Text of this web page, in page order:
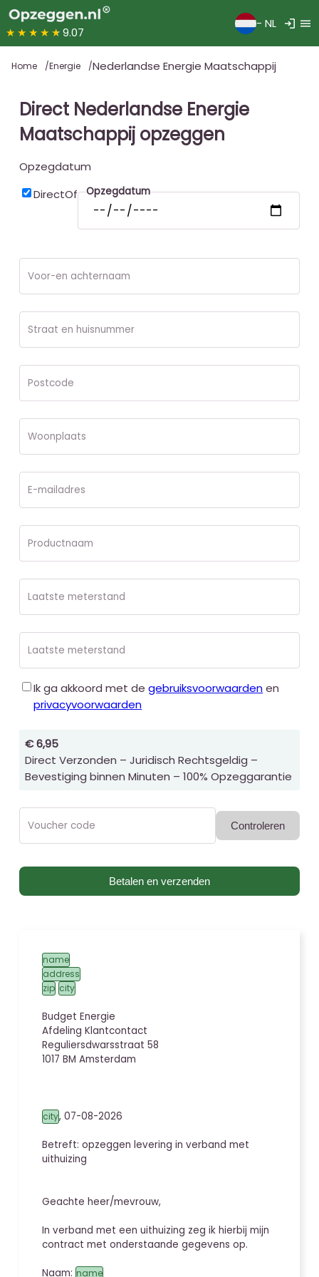
★★★★★9.07
- NL login menu
Home Energie Nederlandse Energie Maatschappij
Direct Nederlandse Energie
Maatschappij opzeggen
Opzegdatum
DirectOf Opzegdatum
Voor-en achternaam
Straat en huisnummer
Postcode
Woonplaats
E-mailadres
Productnaam
Laatste meterstand
Laatste meterstand
Ik ga akkoord met degebruiksvoorwaardenen
privacyvoorwaarden
€ 6,95
Direct Verzonden – Juridisch Rechtsgeldig –
Bevestiging binnen Minuten – 100% Opzeggarantie
Voucher code Controleren
Betalen en verzenden
name
address
zip city
Budget Energie
Afdeling Klantcontact
Reguliersdwarsstraat 58
1017 BM Amsterdam
city,07-08-2026
Betreft: opzeggen leveringin verband met
uithuizing
Geachte heer/mevrouw,
In verband met een uithuizing zeg ik hierbij mijn
contract met onderstaande gegevensop.
Naam: name